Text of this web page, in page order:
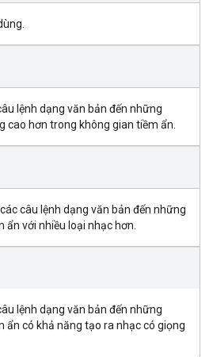
lệnh dạng văn bản đến những
cao hơn trong không gian tiềm ẩn.
câu lệnh dạng văn bản đến những
với nhiều loại nhạc hơn.
lệnh dạng văn bản đến những
ẩn có khả năng tạo ra nhạc có giọng